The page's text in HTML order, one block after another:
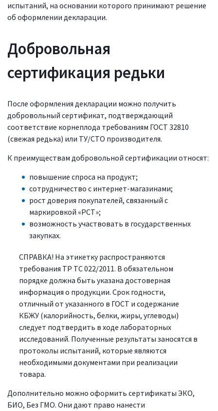
испытаний, на основании которого принимают решение
об оформлении декларации.
Добровольная
сертификация редьки
После оформления декларации можно получить
добровольный сертификат, подтверждающий
соответствие корнеплода требованиям ГОСТ 32810
(свежая редька) или ТУ/СТО производителя.
К преимуществам добровольной сертификации относят:
повышение спроса на продукт;
сотрудничество с интернет-магазинами;
рост доверия покупателей, связанный с
маркировкой «РСТ»;
возможность участвовать в государственных
закупках.
СПРАВКА! На этикетку распространяются
требования ТР ТС 022/2011. В обязательном
порядке должна быть указана достоверная
информация о продукции. Срок годности,
отличный от указанного в ГОСТ и содержание
КБЖУ (калорийность, белки, жиры, углеводы)
следует подтвердить в ходе лабораторных
исследований. Полученные результаты заносятся в
протоколы испытаний, которые являются
необходимыми документами при реализации
товара.
Дополнительно можно оформить сертификаты ЭКО,
БИО, Без ГМО. Они дают право нанести